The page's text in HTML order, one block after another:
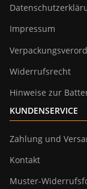
Impressum
Widerrufsrecht
Hinweise zur
KUNDENSERVICE
Zahlung und
Kontakt
Muster-